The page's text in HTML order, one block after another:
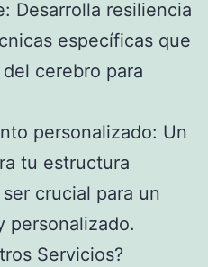
Desarrolla resiliencia
específicas que
cerebro para
personalizado: Un
tu estructura
crucial para un
personalizado.
Servicios?